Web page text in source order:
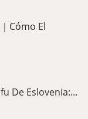
Cómo El
De Eslovenia:...